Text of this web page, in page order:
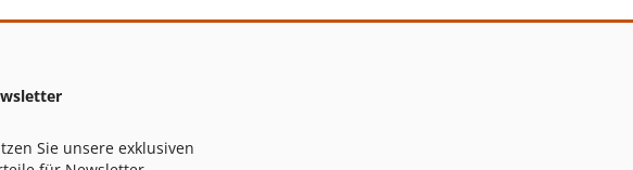
Sie unsere exklusiven